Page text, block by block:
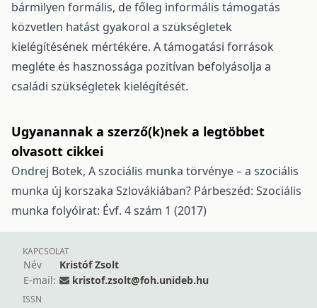
bármilyen formális, de főleg informális támogatás
közvetlen hatást gyakorol a szükségletek
kielégítésének mértékére. A támogatási források
megléte és hasznossága pozitívan befolyásolja a
családi szükségletek kielégítését.
Ugyanannak a szerző(k)nek a legtöbbet
olvasott cikkei
Ondrej Botek, A szociális munka törvénye – a szociális
munka új korszaka Szlovákiában? Párbeszéd: Szociális
munka folyóirat: Évf. 4 szám 1 (2017)
KAPCSOLAT
Név
Kristóf Zsolt
E-mail:
kristof.zsolt@foh.unideb.hu
ISSN